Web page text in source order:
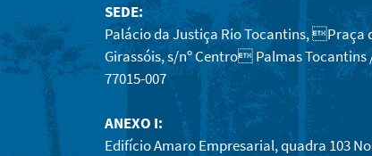
SEDE:
Palácio da Justiça Rio Tocantins, Praça
Girassóis, s/nº Centro Palmas Tocantins
77015-007
ANEXO I:
Edifício Amaro Empresarial, quadra 103